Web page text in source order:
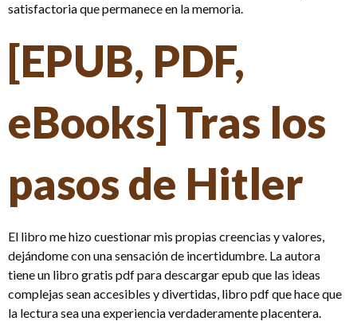
satisfactoria que permanece en la memoria.
[EPUB, PDF,
eBooks] Tras los
pasos de Hitler
El libro me hizo cuestionar mis propias creencias y valores,
dejándome con una sensación de incertidumbre. La autora
tiene un libro gratis pdf para descargar epub que las ideas
complejas sean accesibles y divertidas, libro pdf que hace que
la lectura sea una experiencia verdaderamente placentera.